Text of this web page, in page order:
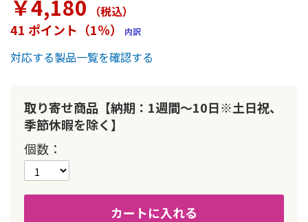
￥4,180 （税込）
41 ポイント（1％） 内訳
対応する製品一覧を確認する
取り寄せ商品【納期：1週間～10日※土日祝、
季節休暇を除く】
個数
カートに入れる
リ
ー
の
最
初
動
す
る